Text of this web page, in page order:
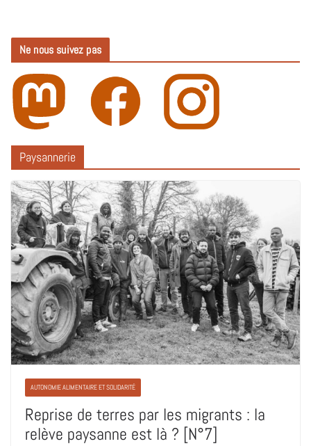
Paysannerie
AUTONOMIE ALIMENTAIRE ET SOLIDARITÉ
Reprise de terres par les migrants : la
relève paysanne est là ? [N°7]
Ne nous suivez pas